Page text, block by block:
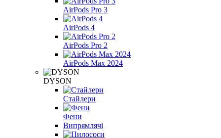
AirPods Pro 3
AirPods 4
AirPods Pro 2
AirPods Max 2024
DYSON
Стайлери
Фени
Випрямлячі